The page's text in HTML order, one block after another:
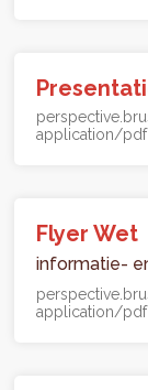
application/pdf
Flyer Wet
informatie-
application/pdf